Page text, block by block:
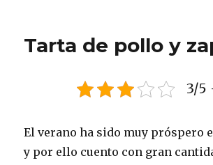
Tarta de pollo y
3/5
El verano ha sido muy próspero
y por ello cuento con gran